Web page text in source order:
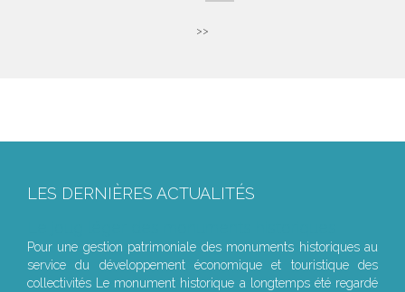
>>
LES DERNIÈRES ACTUALITÉS
Pour une gestion patrimoniale des monuments historiques au
service du développement économique et touristique des
collectivités Le monument historique a longtemps été regardé